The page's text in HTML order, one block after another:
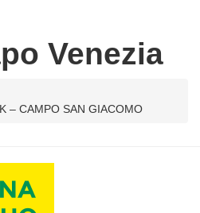
Venezia
– CAMPO SAN GIACOMO